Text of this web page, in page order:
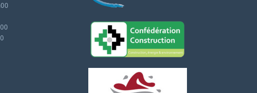
Ouvert maintenant
Quels sont vos horaires ?
Proposez-vous des devis gratuits ?